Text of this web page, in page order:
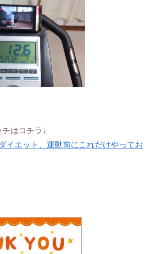
はコチラ↓
イエット、運動前にこれだけやってお